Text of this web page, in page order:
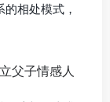
相处模式，